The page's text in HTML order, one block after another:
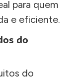
para quem
e eficiente.
do
do